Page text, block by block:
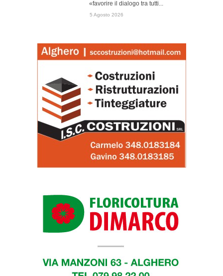
«favorire il dialogo tra tutti...
5 Agosto 2026